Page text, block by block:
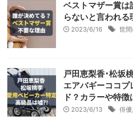
ベストマザー賞は
らないと言われる
2023/6/16 世
戸田恵梨香･松坂
エアバギーココプ
ド？カラーや特徴
2023/6/13 俳優